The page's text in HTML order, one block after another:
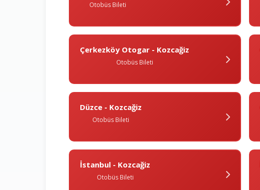
Otobüs Bileti
Çerkezköy Otogar - Kozcağiz
Otobüs Bileti
Düzce - Kozcağiz
Otobüs Bileti
İstanbul - Kozcağiz
Otobüs Bileti